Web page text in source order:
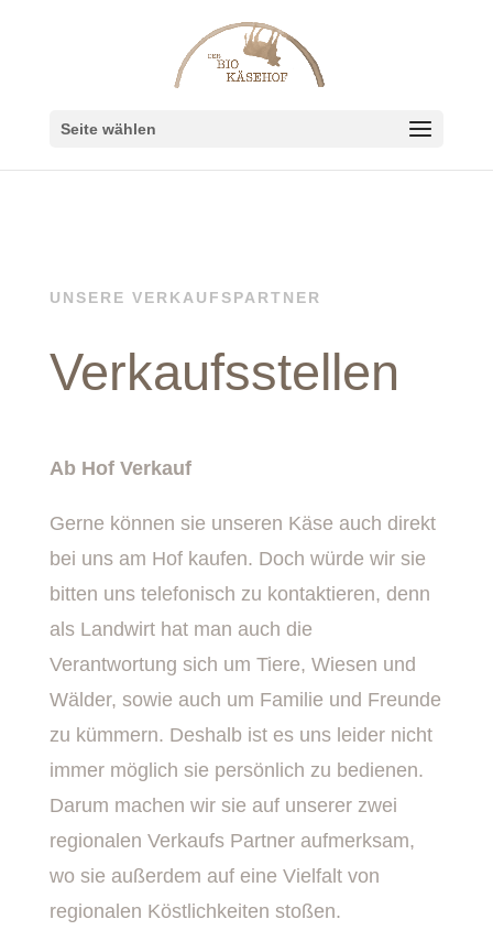
Seite wählen
UNSERE VERKAUFSPARTNER
Verkaufs­stellen
Ab Hof Verkauf
Gerne können sie unseren Käse auch direkt
bei uns am Hof kaufen. Doch würde wir sie
bitten uns telefonisch zu kontaktieren, denn
als Landwirt hat man auch die
Verantwortung sich um Tiere, Wiesen und
Wälder, sowie auch um Familie und Freunde
zu kümmern. Deshalb ist es uns leider nicht
immer möglich sie persönlich zu bedienen.
Darum machen wir sie auf unserer zwei
regionalen Verkaufs Partner aufmerksam,
wo sie außerdem auf eine Vielfalt von
regionalen Köstlichkeiten stoßen.